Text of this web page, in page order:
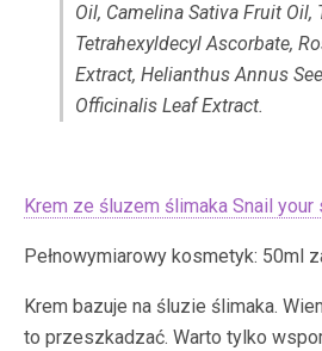
Oil, Camelina Sativa Fruit Oil,
Tetrahexyldecyl Ascorbate,
Extract, Helianthus Annus
Officinalis Leaf Extract.
Krem ze śluzem ślimaka Snail your
Pełnowymiarowy kosmetyk: 50ml
Krem bazuje na śluzie ślimaka.
to przeszkadzać. Warto tylko